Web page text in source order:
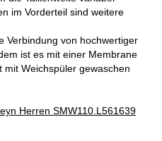
im Vorderteil sind weitere
Verbindung von hochwertiger
ist es mit einer Membrane
mit Weichspüler gewaschen
Herren SMW110.L561639